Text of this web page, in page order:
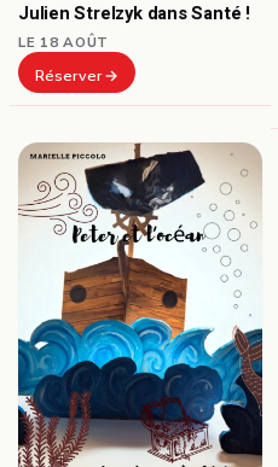
Julien Strelzyk dans Santé !
LE 18 AOÛT
Réserver